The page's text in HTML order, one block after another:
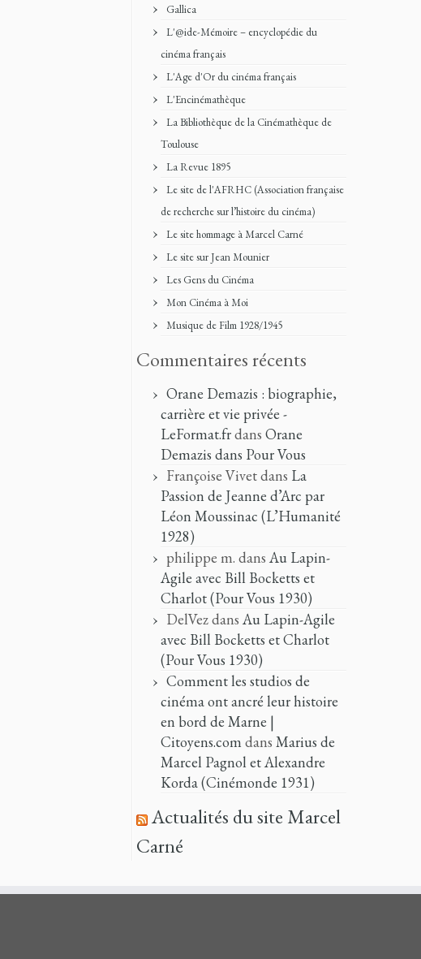
Gallica
L'@ide-Mémoire – encyclopédie du
cinéma français
L'Age d'Or du cinéma français
L'Encinémathèque
La Bibliothèque de la Cinémathèque de
Toulouse
La Revue 1895
Le site de l'AFRHC (Association française
de recherche sur l’histoire du cinéma)
Le site hommage à Marcel Carné
Le site sur Jean Mounier
Les Gens du Cinéma
Mon Cinéma à Moi
Musique de Film 1928/1945
Commentaires récents
Orane Demazis : biographie,
carrière et vie privée -
LeFormat.frdans Orane
Demazis dans Pour Vous
Françoise Vivetdans La
Passion de Jeanne d’Arc par
Léon Moussinac (L’Humanité
1928)
philippe m. dans Au Lapin-
Agile avec Bill Bocketts et
Charlot (Pour Vous 1930)
DelVezdans Au Lapin-Agile
avec Bill Bocketts et Charlot
(Pour Vous 1930)
Comment les studios de
cinéma ont ancré leur histoire
en bord de Marne |
Citoyens.comdans Marius de
Marcel Pagnol et Alexandre
Korda (Cinémonde 1931)
Actualités du site Marcel
Carné